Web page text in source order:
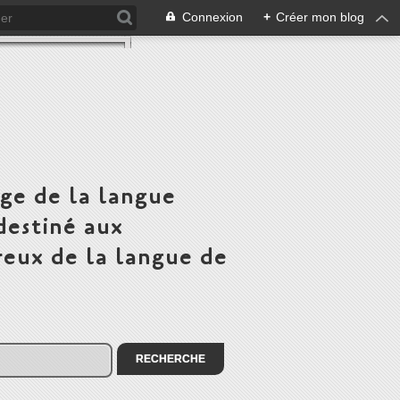
Connexion + Créer mon blog
de la langue
aux
de la langue de